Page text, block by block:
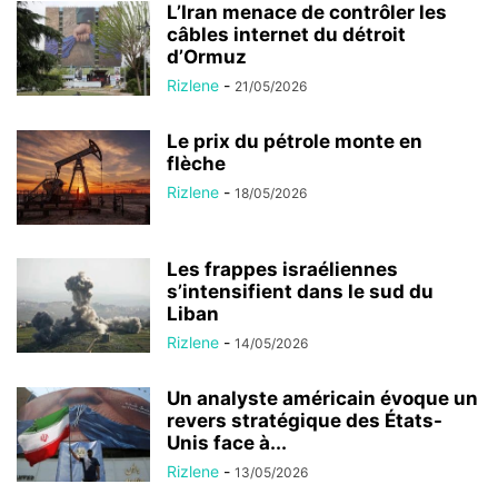
L’Iran menace de contrôler les
câbles internet du détroit
d’Ormuz
Rizlene - 21/05/2026
Le prix du pétrole monte en
flèche
Rizlene - 18/05/2026
Les frappes israéliennes
s’intensifient dans le sud du
Liban
Rizlene - 14/05/2026
Un analyste américain évoque un
revers stratégique des États-
Unis face à...
Rizlene - 13/05/2026